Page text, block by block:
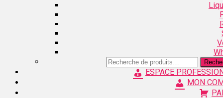
Recherche
pour :
ESPACE
MON